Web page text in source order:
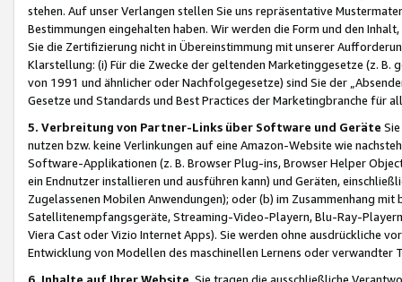
stehen. Auf unser Verlangen stellen Sie uns repräsentative
Bestimmungen eingehalten haben. Wir werden die Form und den
Sie die Zertifizierung nicht in Übereinstimmung mit unserer
Klarstellung: (i) Für die Zwecke der geltenden Marketinggesetze (z. B.
von 1991 und ähnlicher oder Nachfolgegesetze) sind Sie der
Gesetze und Standards und Best Practices der Marketingbranche für
5. Verbreitung von Partner-Links über Software und Geräte
nutzen bzw. keine Verlinkungen auf eine Amazon-Website wie
Software-Applikationen (z. B. Browser Plug-ins, Browser Helper
ein Endnutzer installieren und ausführen kann) und Geräten,
Zugelassenen Mobilen Anwendungen); oder (b) im Zusammenhang
Satellitenempfangsgeräte, Streaming-Video-Playern, Blu-Ray-
Viera Cast oder Vizio Internet Apps). Sie werden ohne ausdrückliche
Entwicklung von Modellen des maschinellen Lernens oder
6. Inhalte auf Ihrer Website. Sie tragen die ausschließliche